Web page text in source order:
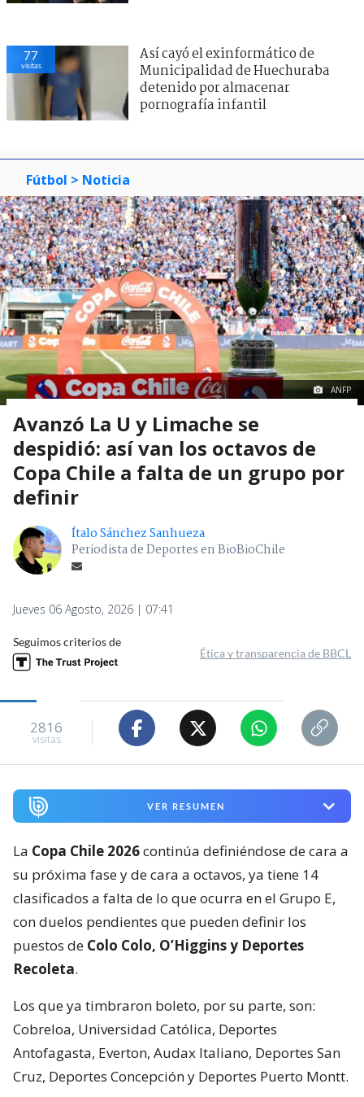
77
visitas
Así cayó el exinformático de
Municipalidad de Huechuraba
detenido por almacenar
pornografía infantil
Fútbol > Noticia
ANFP
Avanzó La U y Limache se
despidió: así van los octavos de
Copa Chile a falta de un grupo por
definir
Ítalo Sánchez Sanhueza
Periodista de Deportes en BioBioChile
Jueves 06 Agosto, 2026 | 07:41
Seguimos criterios de
Ética y transparencia de BBCL
2816
visitas
VER RESUMEN
La Copa Chile 2026continúa definiéndose de cara a
su próxima fase y de cara a octavos, ya tiene 14
clasificados a falta de lo que ocurra en el Grupo E,
con duelos pendientes que pueden definir los
puestos de Colo Colo, O’Higgins y Deportes
Recoleta.
Los que ya timbraron boleto, por su parte, son:
Cobreloa, Universidad Católica, Deportes
Antofagasta, Everton, Audax Italiano, Deportes San
Cruz, Deportes Concepción y Deportes Puerto Montt.